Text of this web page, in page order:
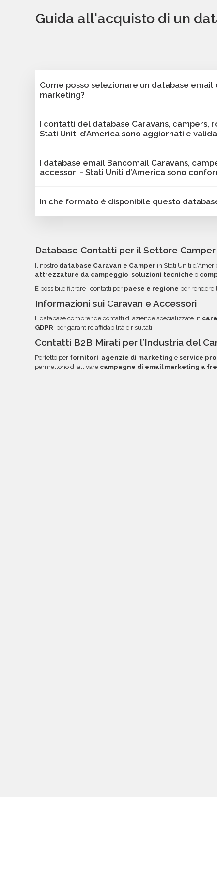
Guida all'acquisto di un
Come posso selezionare un database email
marketing?
Bancomail. Troverai contatti B2B verificati di
campers, roulottes e accessori - Stati Uniti
dimensione aziendale e altri criteri utili per il tuo
I contatti del database Caravans, campers,
Stati Uniti d’America sono aggiornati e
aggiornate. I nostri database vengono
offrire solo contatti affidabili, aggiornati e
e comunicazioni mirate.
I database email Bancomail Caravans,
accessori - Stati Uniti d’America sono
secondo le linee guida del GDPR. Bancomail
conformità alla normativa sulla protezione dei
In che formato è disponibile questo
importati nei tuoi strumenti di invio. Ogni
colonne per semplificare la lettura,
volta pronti, troverai file e documentazione
Database Contatti per il Settore
Il nostro database Caravan e Camper in Stati Uniti
attrezzature da campeggio soluzioni tecniche o
È possibile filtrare i contatti per paese e regione per rendere
Informazioni sui Caravan e Accessori
Il database comprende contatti di aziende specializzate in
GDPR, per garantire affidabilità e risultati.
Contatti B2B Mirati per l’Industria del
Perfetto per fornitori, agenzie di marketing e service
permettono di attivare campagne di email marketing a